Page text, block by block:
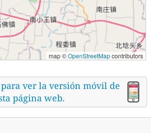
map ©OpenStreetMapcontributors
ver la versión móvil de
página web.